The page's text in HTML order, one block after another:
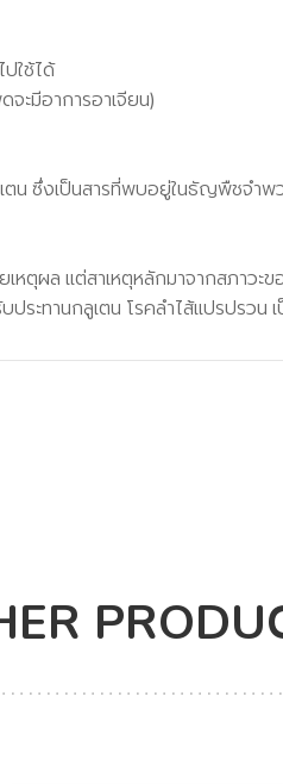
ใช้ได้
จะมีอาการอาเจียน)
น ซึ่งเป็นสารที่พบอยู่ในธัญพืชจำพว
หตุผล แต่สาเหตุหลักมาจากสภาว
ระทานกลูเตน โรคลำไส้แปรปรวน